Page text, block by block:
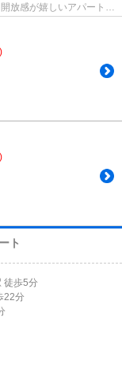
放感が嬉しいアパートで
ト
徒歩5分
22分